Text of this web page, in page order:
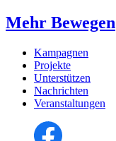
Mehr Bewegen
Kampagnen
Projekte
Unterstützen
Nachrichten
Veranstaltungen